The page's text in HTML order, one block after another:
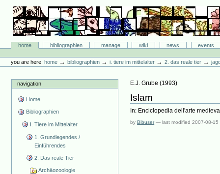
content.
navigation
Bibliographie-Portal
Sectionshome bibliographien manage wiki news
events
tools
you are here: home →bibliographien →i. tiere im mittelalter →2. das reale tier →
navigation
Home
Bibliographien
I. Tiere im Mittelalter
1. Grundlegendes /
Einführendes
2. Das reale Tier
Archäozoologie
E.J. Grube (1993)
Islam
In: Enciclopedia dell'arte
byBibuser —last modified2007-08-15